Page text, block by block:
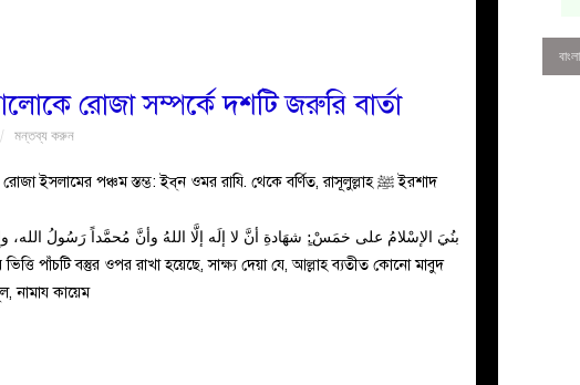
রোজা সম্পর্কে দশটি জরুরি বার্তা
মন্তব্য করুন
بنُيَ الإسْلامُ على خمَسْ:ٍ شهَادةِ أنَّ لا إلَه إلَّا اللهُ وأنَّ مُحمَّداً رَسُولُ الله،
নামায কায়েম